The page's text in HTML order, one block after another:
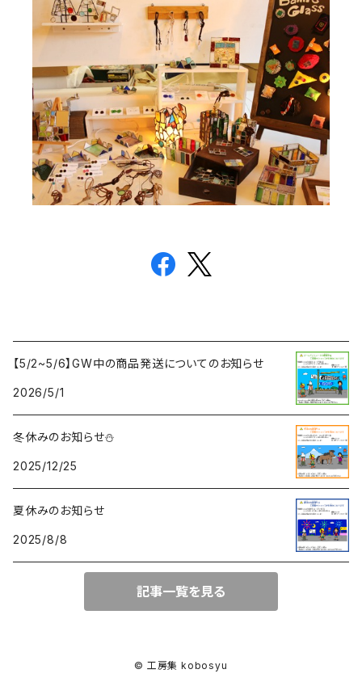
【5/2~5/6】GW中の商品発送についてのお知らせ
2026/5/1
冬休みのお知らせ⛄
2025/12/25
夏休みのお知らせ
2025/8/8
記事一覧を見る
© 工房集 kobosyu